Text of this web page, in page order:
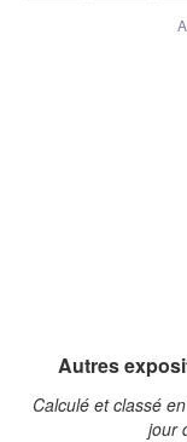
Autres
Calculé et classé
jour